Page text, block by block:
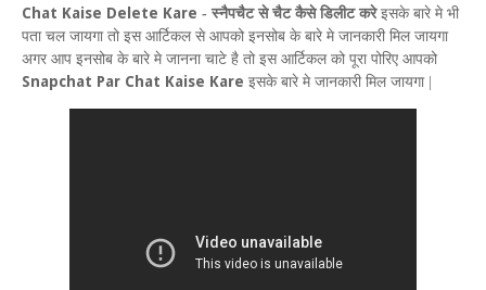
Chat Kaise Delete Kare - स्नैपचैट से चैट कैसे डिलीट करे इसके बारे मे भी
पता चल जायगा तो इस आर्टिकल से आपको इनसोब के बारे मे जानकारी मिल जायगा
अगर आप इनसोब के बारे मे जानना चाटे है तो इस आर्टिकल को पूरा पोरिए आपको
Snapchat Par Chat Kaise Kare इसके बारे मे जानकारी मिल जायगा |